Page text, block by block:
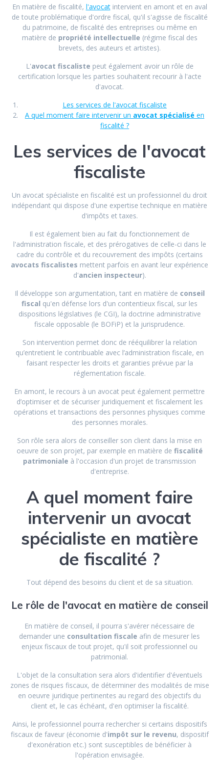
En matière de fiscalité, l'avocatintervient en amont et en aval
de toute problématique d'ordre fiscal, qu'il s'agisse de fiscalité
du patrimoine, de fiscalité des entreprises ou même en
matière de propriété intellectuelle (régime fiscal des
brevets, des auteurs et artistes).
L'avocat fiscaliste peut également avoir un rôle de
certification lorsque les parties souhaitent recourir à l'acte
d'avocat.
Les services de l'avocat fiscaliste
A quel moment faire intervenir un avocat spécialisé en
fiscalité ?
Les services de l'avocat
fiscaliste
Un avocat spécialiste en fiscalité est un professionnel du droit
indépendant qui dispose d'une expertise technique en matière
d'impôts et taxes.
Il est également bien au fait du fonctionnement de
l'administration fiscale, et des prérogatives de celle-ci dans le
cadre du contrôle et du recouvrement des impôts (certains
avocats fiscalistes mettent parfois en avant leur expérience
d'ancien inspecteur).
Il développe son argumentation, tant en matière de conseil
fiscal qu'en défense lors d'un contentieux fiscal, sur les
dispositions législatives (le CGI), la doctrine administrative
fiscale opposable (le BOFiP) et la jurisprudence.
Son intervention permet donc de rééquilibrer la relation
qu’entretient le contribuable avec l’administration fiscale, en
faisant respecter les droits et garanties prévue par la
réglementation fiscale.
En amont, le recours à un avocat peut également permettre
d’optimiser et de sécuriser juridiquement et fiscalement les
opérations et transactions des personnes physiques comme
des personnes morales.
Son rôle sera alors de conseiller son client dans la mise en
oeuvre de son projet, par exemple en matière de fiscalité
patrimoniale à l'occasion d'un projet de transmission
d'entreprise.
A quel moment faire
intervenir un avocat
spécialiste en matière
de fiscalité ?
Tout dépend des besoins du client et de sa situation.
Le rôle de l'avocat en matière de conseil
En matière de conseil, il pourra s'avérer nécessaire de
demander une consultation fiscale afin de mesurer les
enjeux fiscaux de tout projet, qu'il soit professionnel ou
patrimonial.
L'objet de la consultation sera alors d'identifier d'éventuels
zones de risques fiscaux, de déterminer des modalités de mise
en oeuvre juridique pertinentes au regard des objectifs du
client et, le cas échéant, d'en optimiser la fiscalité.
Ainsi, le professionnel pourra rechercher si certains dispositifs
fiscaux de faveur (économie d'impôt sur le revenu, dispositif
d'exonération etc.) sont susceptibles de bénéficier à
l'opération envisagée.